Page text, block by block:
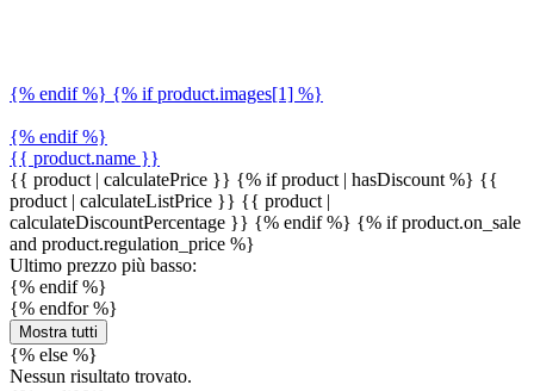
{% endif %} {% if product.images[1] %}
{% endif %}
{{ product.name }}
{{ product | calculatePrice }} {% if product | hasDiscount %} {{
product | calculateListPrice }} {{ product |
calculateDiscountPercentage }} {% endif %} {% if product.on_sale
and product.regulation_price %}
Ultimo prezzo più basso:
{% endif %}
{% endfor %}
Mostra tutti
{% else %}
Nessun risultato trovato.